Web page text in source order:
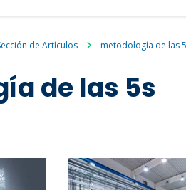
de Artículos metodología de las
de las 5s